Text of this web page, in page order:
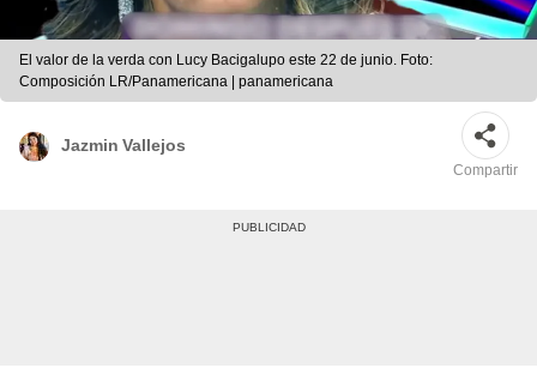
El valor de la verda con Lucy Bacigalupo este 22 de junio. Foto:
Composición LR/Panamericana | panamericana
Jazmin Vallejos
Compartir